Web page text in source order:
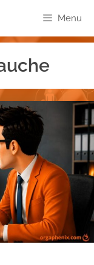
Menu